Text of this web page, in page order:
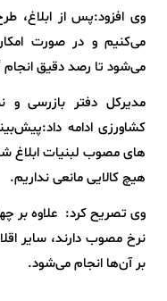
وی افزود:پس از ابلاغ،
می‌کنیم و در صورت
می‌شود تا رصد دقیق انجام
مدیرکل دفتر بازرسی و
کشاورزی ادامه
های مصوب لبنیات ابلاغ
هیچ کالایی مانعی نداریم.
وی تصریح کرد: علاوه بر
نرخ مصوب دارند، سایر
بر آن‌ها انجام می‌شود.